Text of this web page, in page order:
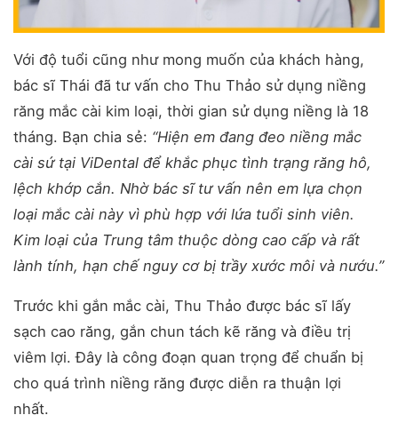
Với độ tuổi cũng như mong muốn của khách hàng,
bác sĩ Thái đã tư vấn cho Thu Thảo sử dụng niềng
răng mắc cài kim loại, thời gian sử dụng niềng là 18
tháng. Bạn chia sẻ: “Hiện em đang đeo niềng mắc
cài sứ tại ViDental để khắc phục tình trạng răng hô,
lệch khớp cắn. Nhờ bác sĩ tư vấn nên em lựa chọn
loại mắc cài này vì phù hợp với lứa tuổi sinh viên.
Kim loại của Trung tâm thuộc dòng cao cấp và rất
lành tính, hạn chế nguy cơ bị trầy xước môi và nướu.”
Trước khi gắn mắc cài, Thu Thảo được bác sĩ lấy
sạch cao răng, gắn chun tách kẽ răng và điều trị
viêm lợi. Đây là công đoạn quan trọng để chuẩn bị
cho quá trình niềng răng được diễn ra thuận lợi
nhất.